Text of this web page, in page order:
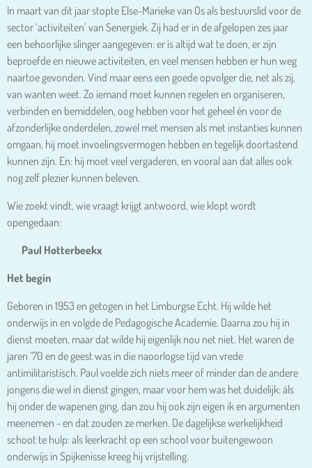
In maart van dit jaar stopte Else-Marieke van Os als bestuurslid voor de
sector ‘activiteiten’ van Senergiek. Zij had er in de afgelopen zes jaar
een behoorlijke slinger aangegeven: er is altijd wat te doen, er zijn
beproefde en nieuwe activiteiten, en veel mensen hebben er hun weg
naartoe gevonden. Vind maar eens een goede opvolger die, net als zij,
van wanten weet. Zo iemand moet kunnen regelen en organiseren,
verbinden en bemiddelen, oog hebben voor het geheel én voor de
afzonderlijke onderdelen, zowel met mensen als met instanties kunnen
omgaan, hij moet invoelingsvermogen hebben en tegelijk doortastend
kunnen zijn. En: hij moet veel vergaderen, en vooral aan dat alles ook
nog zelf plezier kunnen beleven.
Wie zoekt vindt, wie vraagt krijgt antwoord, wie klopt wordt
opengedaan:
Paul Hotterbeekx
Het begin
Geboren in 1953 en getogen in het Limburgse Echt. Hij wilde het
onderwijs in en volgde de Pedagogische Academie. Daarna zou hij in
dienst moeten, maar dat wilde hij eigenlijk nou net niet. Het waren de
jaren ’70 en de geest was in die naoorlogse tijd van vrede
antimilitaristisch. Paul voelde zich niets meer of minder dan de andere
jongens die wel in dienst gingen, maar voor hem was het duidelijk: áls
hij onder de wapenen ging, dan zou hij ook zijn eigen ik en argumenten
meenemen - en dat zouden ze merken. De dagelijkse werkelijkheid
schoot te hulp: als leerkracht op een school voor buitengewoon
onderwijs in Spijkenisse kreeg hij vrijstelling.